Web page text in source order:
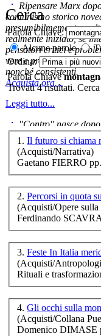
Le
Ripensare Marx
comunismo storico
presumibilmemente
realmente iniziato, se
pensatori critici e
vere e proprie correnti
nonché consistenti.
Acquista ora...
Leggi tutto...
"Contro" nasce
cominciato con la
ripensaremarx. i saggi
questa collaborazione
è teorica, sempre però
presente fase.
Acquista ora...
A feed could not be
http://www.lastampa.it/
Cerca
Parola Chiave:
Alcune parole
Ordina:
Parola Chiave
Trovati 4 risultati.
1. Il futuro si chiama
(Acquisti/Narrativa)
Gaetano FIERRO
2. Percorsi in quota
(Acquisti/Opere sulla
Ferdinando
3. Feste In Italia
(Acquisti/
Rituali e
4. Gli occhi sulla
(Acquisti/Collana
Domenico DIMASE